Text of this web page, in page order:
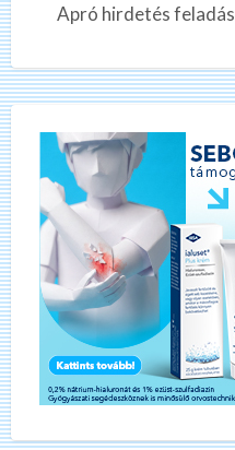
Apró hirdetés feladás